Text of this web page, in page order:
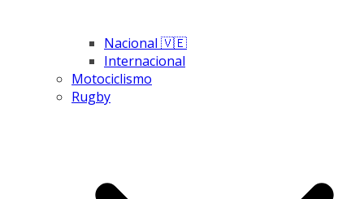
Nacional 🇻🇪
Internacional
Motociclismo
Rugby